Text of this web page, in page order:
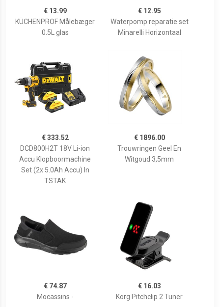
€ 13.99
KÜCHENPROF Målebæger
0.5L glas
€ 12.95
Waterpomp reparatie set
Minarelli Horizontaal
€ 333.52
DCD800H2T 18V Li-ion
Accu Klopboormachine
Set (2x 5.0Ah Accu) In
TSTAK
€ 1896.00
Trouwringen Geel En
Witgoud 3,5mm
€ 74.87
Mocassins -
€ 16.03
Korg Pitchclip 2 Tuner